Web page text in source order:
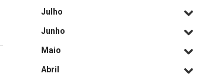
Julho
Junho
Maio
Abril